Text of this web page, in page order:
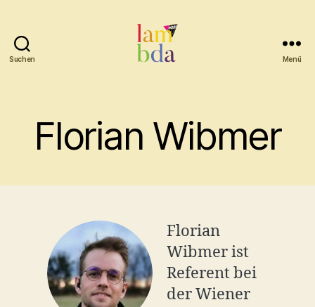
Suchen Menü
Florian Wibmer
Florian
Wibmer ist
Referent bei
der Wiener